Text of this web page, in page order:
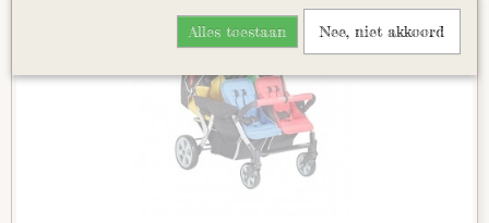
Alles toestaan Nee, niet akkoord